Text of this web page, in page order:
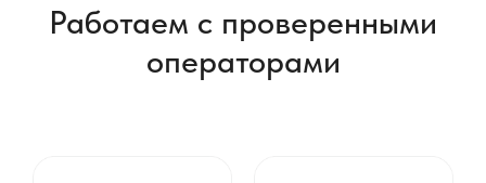
Работаем с проверенными
операторами